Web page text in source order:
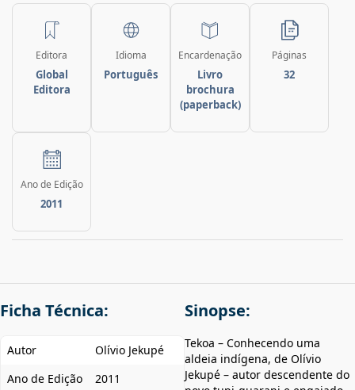
Editora
Global
Editora
Idioma
Português
Encardenação
Livro
brochura
(paperback)
Páginas
32
Ano de Edição
2011
Ficha Técnica:
Autor
Olívio Jekupé
Ano de Edição
2011
Sinopse:
Tekoa – Conhecendo uma
aldeia indígena, de Olívio
Jekupé – autor descendente do